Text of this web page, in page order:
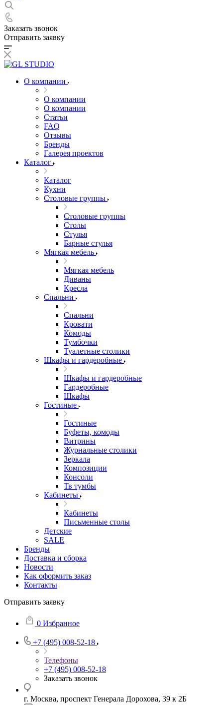
Заказать звонок
Отправить заявку
О компании
О компании
О компании
Статьи
FAQ
Отзывы
Бренды
Галерея проектов
Каталог
Каталог
Кухни
Столовые группы
Столовые группы
Столы
Стулья
Барные стулья
Мягкая мебель
Мягкая мебель
Диваны
Кресла
Спальни
Спальни
Кровати
Комоды
Тумбочки
Туалетные столики
Шкафы и гардеробные
Шкафы и гардеробные
Гардеробные
Шкафы
Гостиные
Гостиные
Буфеты, комоды
Витрины
Журнальные столики
Зеркала
Композиции
Консоли
Тв тумбы
Кабинеты
Кабинеты
Письменные столы
Детские
SALE
Бренды
Доставка и сборка
Новости
Как оформить заказ
Контакты
Отправить заявку
0 Избранное
+7 (495) 008-52-18
Телефоны
+7 (495) 008-52-18
Заказать звонок
г. Москва, проспект Генерала Дорохова, 39 к 2Б